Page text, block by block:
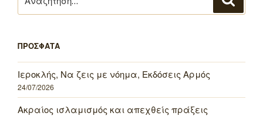
για:
ΠΡΟΣΦΑΤΑ
Ιεροκλής, Να ζεις με νόημα, Εκδόσεις Αρμός
24/07/2026
Ακραίος ισλαμισμός και απεχθείς πράξεις